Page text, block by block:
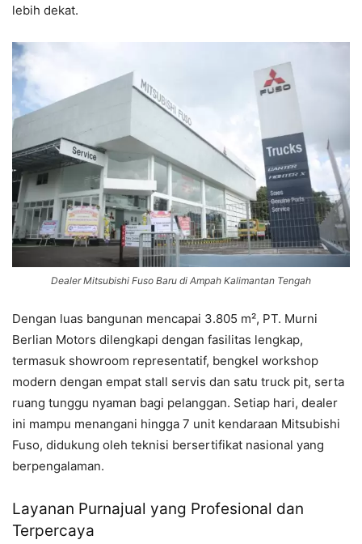
lebih dekat.
Dealer Mitsubishi Fuso Baru di Ampah Kalimantan Tengah
Dengan luas bangunan mencapai 3.805 m², PT. Murni
Berlian Motors dilengkapi dengan fasilitas lengkap,
termasuk showroom representatif, bengkel workshop
modern dengan empat stall servis dan satu truck pit, serta
ruang tunggu nyaman bagi pelanggan. Setiap hari, dealer
ini mampu menangani hingga 7 unit kendaraan Mitsubishi
Fuso, didukung oleh teknisi bersertifikat nasional yang
berpengalaman.
Layanan Purnajual yang Profesional dan
Terpercaya